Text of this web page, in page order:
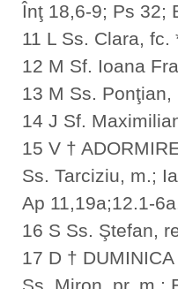
Înţ 18,6-9; Ps 32;
11 L Ss. Clara, fc.
12 M Sf. Ioana
13 M Ss.
14 J Sf.
15 V †
Ss. Tarciziu, m.;
Ap 11,19a;12.1-
16 S Ss. Ştefan,
17 D †